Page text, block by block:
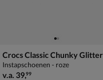
Crocs Classic Chunky Glitter
Instapschoenen - roze
vanaf € 39,99
v.a. 39,99